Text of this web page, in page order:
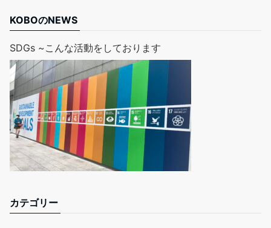
KOBOのNEWS
SDGs ~こんな活動をしております
カテゴリー